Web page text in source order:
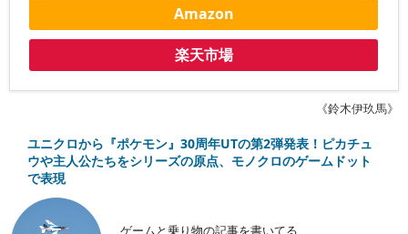
Amazon
楽天市場
《鈴木伊玖馬》
ユニクロから『ポケモン』30周年UTの第2弾発表！ピカチュ
ウや主人公たちをシリーズの原点、モノクロのゲームドット
で表現
ゲームと乗り物の記事を書いてる